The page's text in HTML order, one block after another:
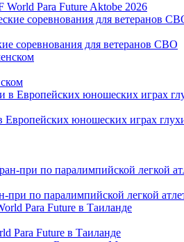
Para Future Aktobe 2026
соревнования для ветеранов СВО
Европейских юношеских играх
при по паралимпийской легкой
Para Future в Таиланде